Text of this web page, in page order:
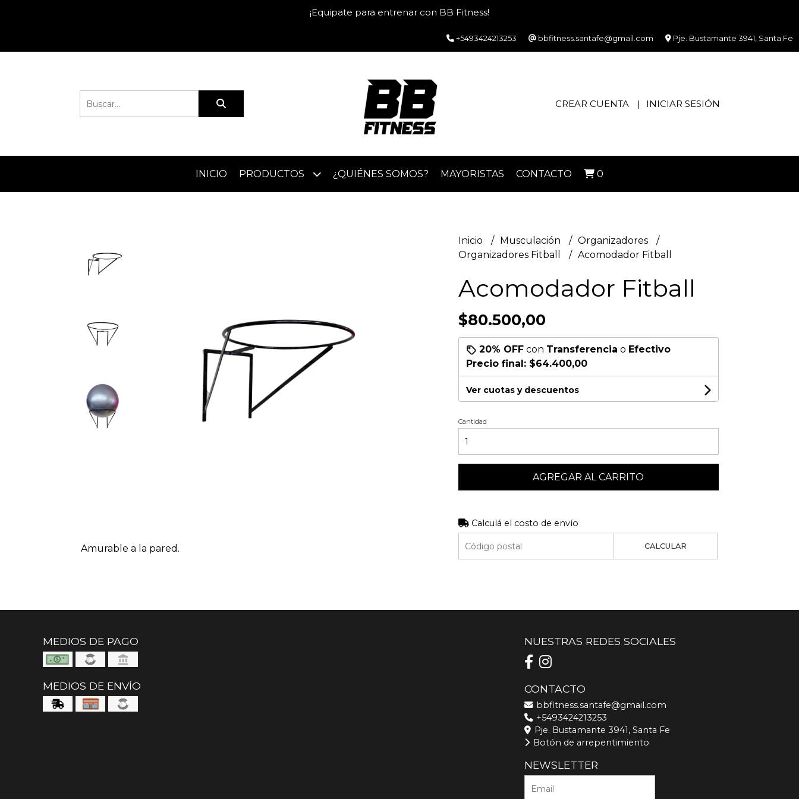
¡Equipate para entrenar con BB Fitness!
+5493424213253 bbfitness.santafe@gmail.com Pje. Bustamante 3941, Santa Fe
CREAR CUENTA INICIAR SESIÓN
INICIO PRODUCTOS ¿QUIÉNES SOMOS? MAYORISTAS CONTACTO 0
Amurable a la pared.
Inicio Musculación
Organizadores
Organizadores Fitball
Acomodador Fitball
Acomodador Fitball
$80.500,00
20% OFFcon Transferencia o Efectivo
Precio final: $64.400,00
Ver cuotas y descuentos
Cantidad
AGREGAR AL CARRITO
Calculá el costo de envío
CALCULAR
MEDIOS DE PAGO
MEDIOS DE ENVÍO
NUESTRAS REDES SOCIALES
CONTACTO
bbfitness.santafe@gmail.com
+5493424213253
Pje. Bustamante 3941, Santa Fe
Botón de arrepentimiento
NEWSLETTER